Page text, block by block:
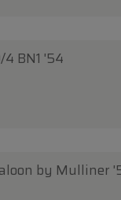
BN1 '54
by Mulliner